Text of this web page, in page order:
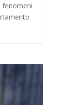
fenomeni